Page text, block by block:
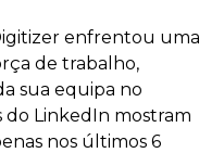
enfrentou uma
de trabalho,
sua equipa no
do LinkedIn mostram
nos últimos 6